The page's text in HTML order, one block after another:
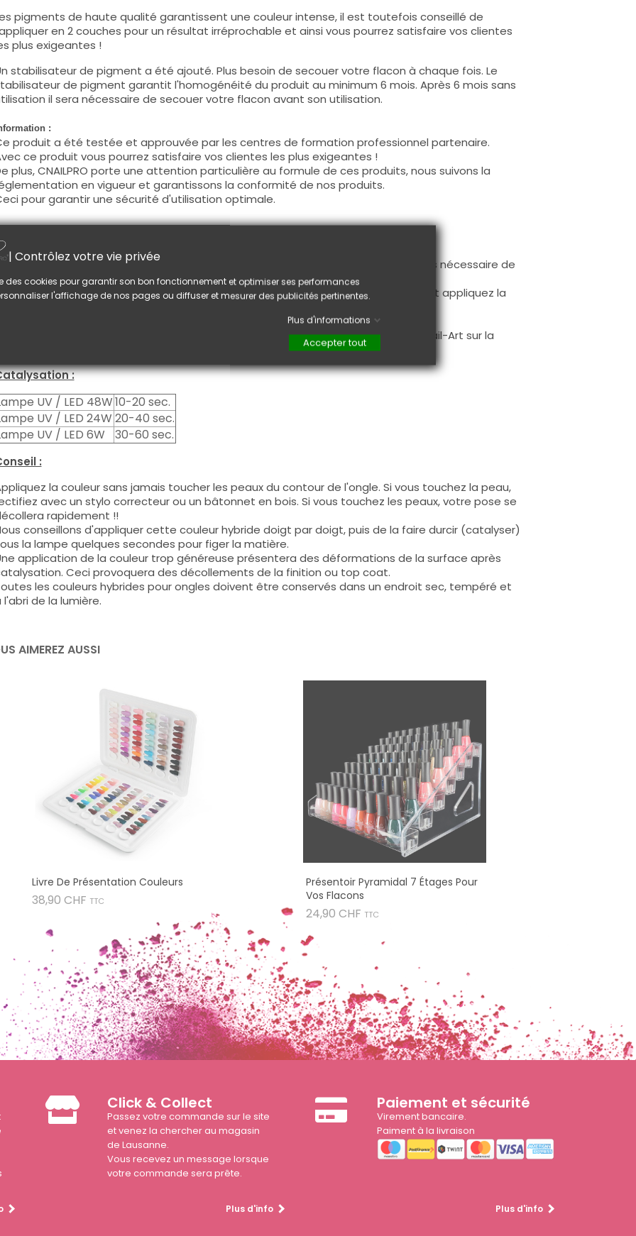
pigments de haute qualité garantissent une couleur intense, il est toutefois conseillé de
en 2 couches pour un résultat irréprochable et ainsi vous pourrez satisfaire vos clientes
plus exigeantes !
stabilisateur de pigment a été ajouté. Plus besoin de secouer votre flacon à chaque fois. Le
de pigment garantit l'homogénéité du produit au minimum 6 mois. Après 6 mois sans
il sera nécessaire de secouer votre flacon avant son utilisation.
:
produit a été testée et approuvée par les centres de formation professionnel partenaire.
ce produit vous pourrez satisfaire vos clientes les plus exigeantes !
plus, CNAILPRO porte une attention particulière au formule de ces produits, nous suivons la
en vigueur et garantissons la conformité de nos produits.
pour garantir une sécurité d'utilisation optimale.
:
couleur s'applique avec son pinceau, de manière fine, sur la base (il n'est pas nécessaire de
la couche de cohésion) ou sur la construction après limage.
produit s'applique en deux couches, fermez le bord libre à la première couche et appliquez la
produits s'utilisent autant en couleur pleine qu'en French.
pouvez dégraisser la couche de cohésion si vous désirez faire une création Nail-Art sur la
:
UV / LED 48W10-20 sec.
UV / LED 24W 20-40 sec.
UV / LED 6W
30-60 sec.
:
la couleur sans jamais toucher les peaux du contour de l'ongle. Si vous touchez la peau,
avec un stylo correcteur ou un bâtonnet en bois. Si vous touchez les peaux, votre pose se
rapidement !!
conseillons d'appliquer cette couleur hybride doigt par doigt, puis de la faire durcir (catalyser)
la lampe quelques secondes pour figer la matière.
application de la couleur trop généreuse présentera des déformations de la surface après
Ceci provoquera des décollements de la finition ou top coat.
les couleurs hybrides pour ongles doivent être conservés dans un endroit sec, tempéré et
l'abri de la lumière.
AIMEREZ AUSSI
Livre De Présentation Couleurs
38,90 CHF Prix
TTC
Présentoir Pyramidal 7 Étages Pour
Vos Flacons
24,90 CHF Prix
TTC
Click & Collect
Passez votre commande sur le site
et venez la chercher au magasin
de Lausanne.
Vous recevez un message lorsque
votre commande sera prête.
Plus d'info
Paiement et sécurité
Virement bancaire.
Paiment à la livraison
Plus d'info
| Contrôlez votre vie privée
des cookies pour garantir son bon fonctionnement et optimiser ses performances
l'affichage de nos pages ou diffuser et mesurer des publicités pertinentes.
Plus d'informations
Accepter tout